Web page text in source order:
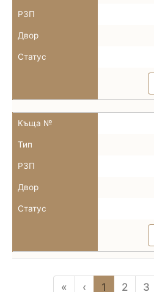
РЗП
Двор
Статус
Къща №
Тип
РЗП
Двор
Статус
« ‹ 1 2 3